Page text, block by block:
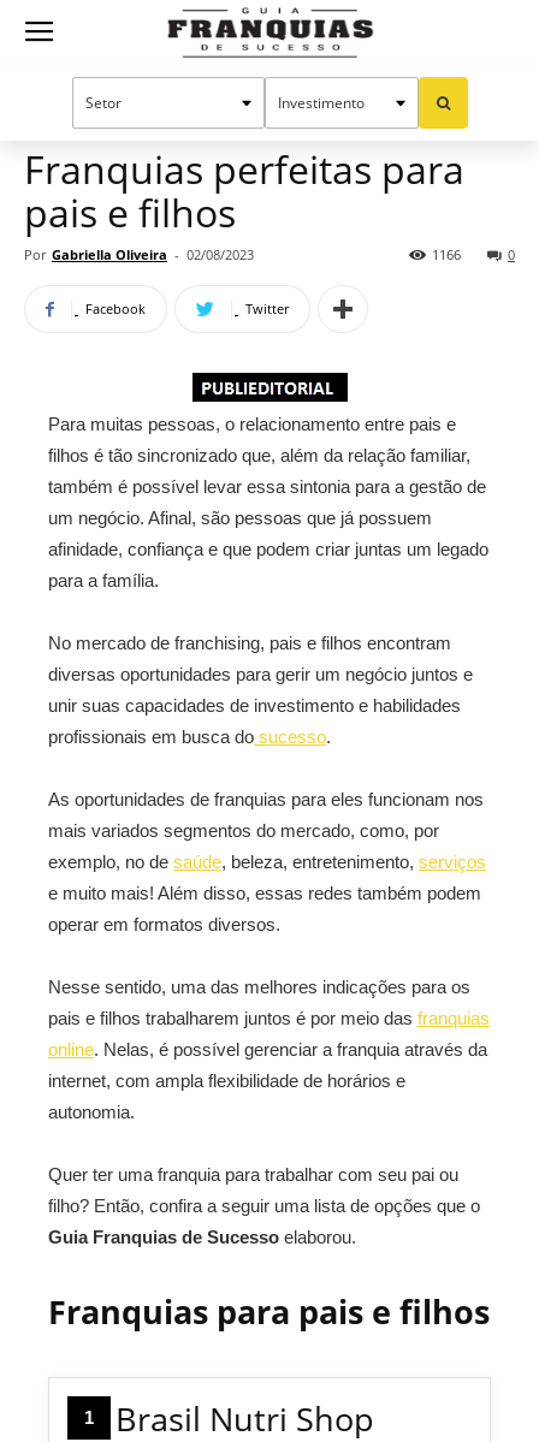
Guia
Oportunidades e tendências Publieditorial
Franquias perfeitas para
pais e filhos
Por Gabriella Oliveira - 02/08/2023 0
1166
Facebook Twitter
Para muitas pessoas, o relacionamento entre pais e
filhos é tão sincronizado que, além da relação familiar,
também é possível levar essa sintonia para a gestão de
um negócio. Afinal, são pessoas que já possuem
afinidade, confiança e que podem criar juntas um legado
para a família.
No mercado de franchising, pais e filhos encontram
diversas oportunidades para gerir um negócio juntos e
unir suas capacidades de investimento e habilidades
profissionais em busca do sucesso.
As oportunidades de franquias para eles funcionam nos
mais variados segmentos do mercado, como, por
exemplo, no de saúde, beleza, entretenimento, serviços
e muito mais! Além disso, essas redes também podem
operar em formatos diversos.
Nesse sentido, uma das melhores indicações para os
pais e filhos trabalharem juntos é por meio das franquias
online. Nelas, é possível gerenciar a franquia através da
internet, com ampla flexibilidade de horários e
autonomia.
Quer ter uma franquia para trabalhar com seu pai ou
filho? Então, confira a seguir uma lista de opções que o
Guia Franquias de Sucesso elaborou.
Franquias para pais e filhos
1 Brasil Nutri Shop